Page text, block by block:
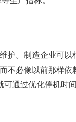
护。制造企业可
不必像以前那样
通过优化停机时